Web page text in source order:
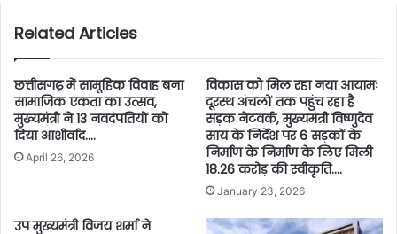
Related Articles
छत्तीसगढ़ में सामूहिक विवाह बना
सामाजिक एकता का उत्सव,
मुख्यमंत्री ने 13 नवदंपतियों को
दिया आशीर्वाद….
April 26, 2026
विकास को मिल रहा नया आयामः
दूरस्थ अंचलों तक पहुंच रहा है
सड़क नेटवर्क, मुख्यमंत्री विष्णुदेव
साय के निर्देश पर 6 सड़कों के
निर्माण के निर्माण के लिए मिली
18.26 करोड़ की स्वीकृति….
January 23, 2026
उप मुख्यमंत्री विजय शर्मा ने